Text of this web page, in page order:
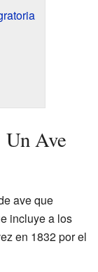
Ave
ave que
incluye a los
en 1832 por el